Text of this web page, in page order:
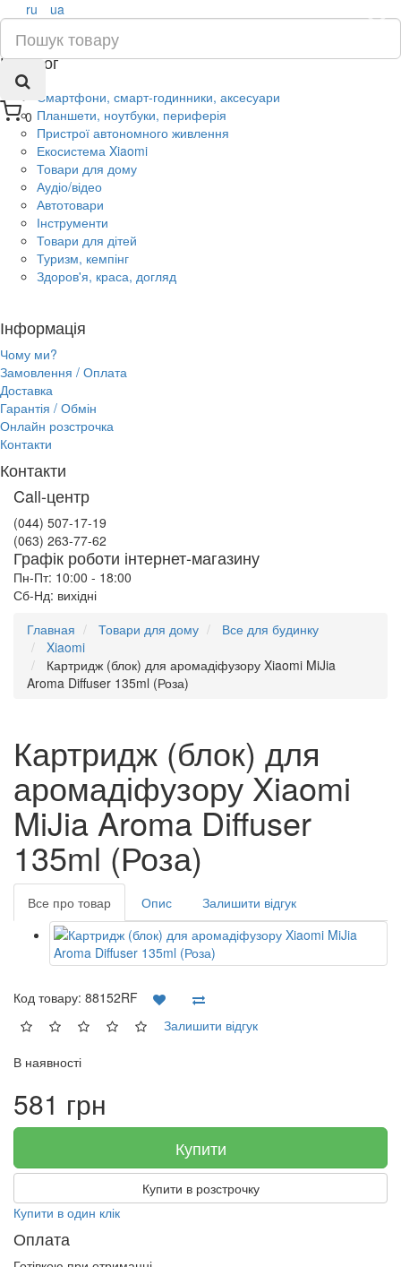
0
×
ru ua
Каталог
Смартфони, смарт-годинники, аксесуари
Планшети, ноутбуки, периферія
Пристрої автономного живлення
Екосистема Xiaomi
Товари для дому
Аудіо/відео
Автотовари
Інструменти
Товари для дітей
Туризм, кемпінг
Здоров'я, краса, догляд
Інформація
Чому ми?
Замовлення / Оплата
Доставка
Гарантія / Обмін
Онлайн розстрочка
Контакти
Контакти
Call-центр
(044) 507-17-19
(063) 263-77-62
Графік роботи інтернет-магазину
Пн-Пт: 10:00 - 18:00
Сб-Нд: вихідні
Главная
Товари для дому
Все для будинку
Xiaomi
Картридж (блок) для аромадіфузору Xiaomi MiJia
Aroma Diffuser 135ml (Роза)
Картридж (блок) для
аромадіфузору Xiaomi
MiJia Aroma Diffuser
135ml (Роза)
Все про товар Опис Залишити відгук
Код товару: 88152RF
Залишити відгук
В наявності
581 грн
Купити
Купити в розстрочку
Купити в один клік
Оплата